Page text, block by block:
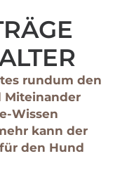
rundum den
Miteinander
Wissen
kann der
den Hund